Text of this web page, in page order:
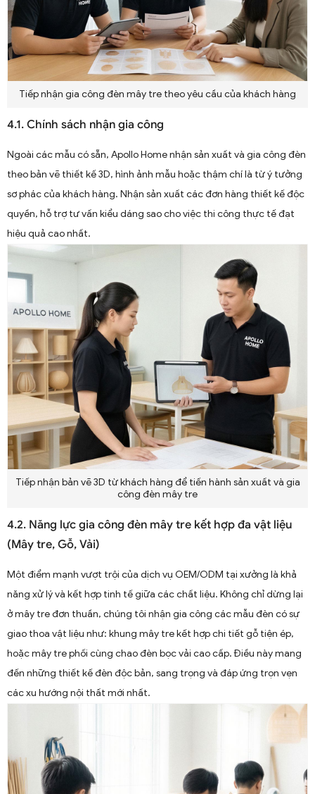
Tiếp nhận gia công đèn mây tre theo yêu cầu của khách hàng
4.1. Chính sách nhận gia công
Ngoài các mẫu có sẵn, Apollo Home nhận sản xuất và gia công đèn
theo bản vẽ thiết kế 3D, hình ảnh mẫu hoặc thậm chí là từ ý tưởng
sơ phác của khách hàng. Nhận sản xuất các đơn hàng thiết kế độc
quyền, hỗ trợ tư vấn kiểu dáng sao cho việc thi công thực tế đạt
hiệu quả cao nhất.
Tiếp nhận bản vẽ 3D từ khách hàng để tiến hành sản xuất và gia
công đèn mây tre
4.2. Năng lực gia công đèn mây tre kết hợp đa vật liệu
(Mây tre, Gỗ, Vải)
Một điểm mạnh vượt trội của dịch vụ OEM/ODM tại xưởng là khả
năng xử lý và kết hợp tinh tế giữa các chất liệu. Không chỉ dừng lại
ở mây tre đơn thuần, chúng tôi nhận gia công các mẫu đèn có sự
giao thoa vật liệu như: khung mây tre kết hợp chi tiết gỗ tiện ép,
hoặc mây tre phối cùng chao đèn bọc vải cao cấp. Điều này mang
đến những thiết kế đèn độc bản, sang trọng và đáp ứng trọn vẹn
các xu hướng nội thất mới nhất.